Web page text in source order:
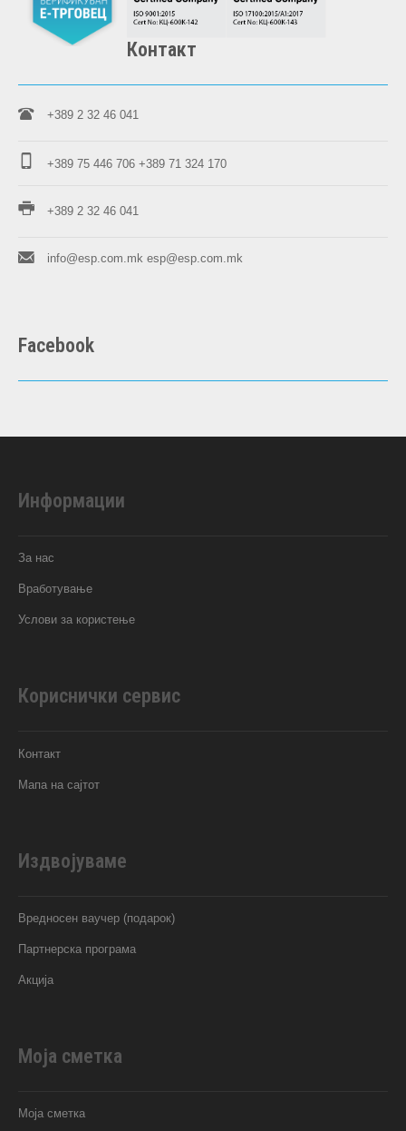
Контакт
+389 2 32 46 041
+389 75 446 706 +389 71 324 170
+389 2 32 46 041
info@esp.com.mk esp@esp.com.mk
Facebook
Информации
За нас
Вработување
Услови за користење
Кориснички сервис
Контакт
Мапа на сајтот
Издвојуваме
Вредносен ваучер (подарок)
Партнерска програма
Акција
Моја сметка
Моја сметка